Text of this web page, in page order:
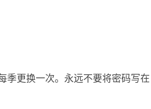
更换一次。永远不要将密码写在